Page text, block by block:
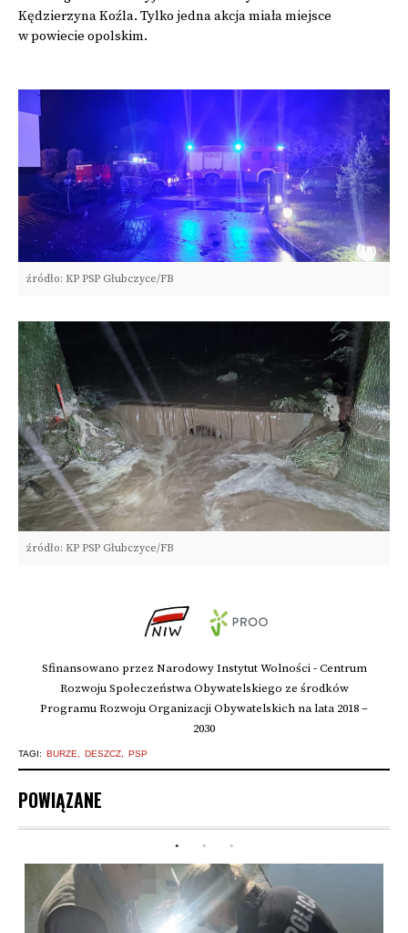
Kędzierzyna Koźla. Tylko jedna akcja miała miejsce
w powiecie opolskim.
źródło: KP PSP Głubczyce/FB
źródło: KP PSP Głubczyce/FB
Sfinansowano przez Narodowy Instytut Wolności - Centrum
Rozwoju Społeczeństwa Obywatelskiego ze środków
Programu Rozwoju Organizacji Obywatelskich na lata 2018 –
2030
TAGI: BURZE DESZCZ PSP
POWIĄZANE